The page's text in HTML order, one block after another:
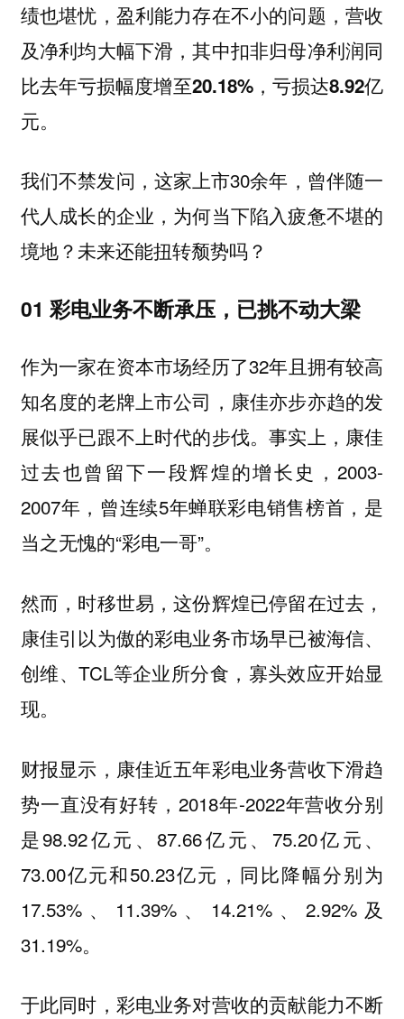
绩也堪忧，盈利能力存在不小的问题，营收
及净利均大幅下滑，其中扣非归母净利润同
比去年亏损幅度增至20.18%，亏损达8.92亿
元。
我们不禁发问，这家上市30余年，曾伴随一
代人成长的企业，为何当下陷入疲惫不堪的
境地？未来还能扭转颓势吗？
01 彩电业务不断承压，已挑不动大梁
作为一家在资本市场经历了32年且拥有较高
知名度的老牌上市公司，康佳亦步亦趋的发
展似乎已跟不上时代的步伐。事实上，康佳
过去也曾留下一段辉煌的增长史，2003-
2007年，曾连续5年蝉联彩电销售榜首，是
当之无愧的“彩电一哥”。
然而，时移世易，这份辉煌已停留在过去，
康佳引以为傲的彩电业务市场早已被海信、
创维、TCL等企业所分食，寡头效应开始显
现。
财报显示，康佳近五年彩电业务营收下滑趋
势一直没有好转，2018年-2022年营收分别
是98.92亿元、87.66亿元、75.20亿元、
73.00亿元和50.23亿元，同比降幅分别为
17.53%、11.39%、14.21%、2.92%及
31.19%。
于此同时，彩电业务对营收的贡献能力不断